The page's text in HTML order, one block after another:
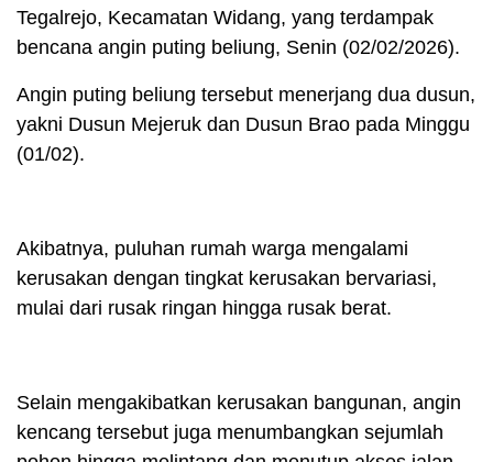
Tegalrejo, Kecamatan Widang, yang terdampak
bencana angin puting beliung, Senin (02/02/2026).
Angin puting beliung tersebut menerjang dua dusun,
yakni Dusun Mejeruk dan Dusun Brao pada Minggu
(01/02).
Akibatnya, puluhan rumah warga mengalami
kerusakan dengan tingkat kerusakan bervariasi,
mulai dari rusak ringan hingga rusak berat.
Selain mengakibatkan kerusakan bangunan, angin
kencang tersebut juga menumbangkan sejumlah